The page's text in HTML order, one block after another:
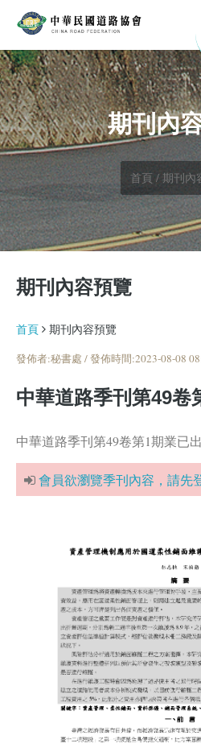
期刊內
首頁 / 期刊內
期刊內容預覽
首頁 期刊內容預覽
發佈者:秘書處 / 發佈時間:2023-08-08
中華道路季刊第49卷
中華道路季刊第49卷第1期業已
會員欲瀏覽季刊內容，請先